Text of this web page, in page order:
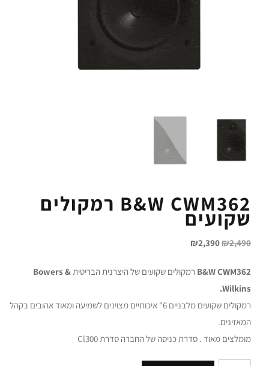
B&W CWM362 רמקולים
שקועים
₪2,490
₪2,390
B&W CWM362 רמקולים שקועים של היצרנית הבריטית Bowers &
Wilkins.
רמקולים שקועים מלבניים 6" איכותיים מצוינים לשמיעה ומאוד אהובים בקהל
המאזינים.
מומלצים מאוד . סדרת כניסה של החברה סדרת Cl300